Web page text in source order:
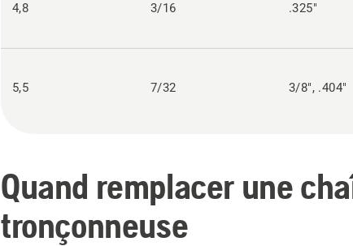
4,8 3/16 .325"
5,5 7/32 3/8", .404"
Quand remplacer une
tronçonneuse